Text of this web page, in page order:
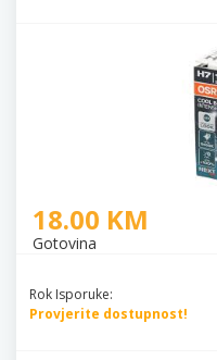
18.00 KM
Gotovina
Rok Isporuke:
Provjerite dostupnost!